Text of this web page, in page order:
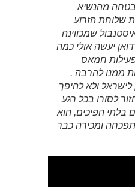
מהנשיא
שלוחת הזרוע
שמכווינה
יעשה אולי כמה
חמאס
ממנו להרבה .
לישראל ולא להיפך
לסורו בכל רגע
בלתי הפיכים, הוא
ומכירה כבר